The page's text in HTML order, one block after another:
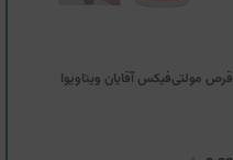
قرص مولتی‌فیکس آقایان ویتاویوا